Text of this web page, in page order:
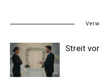
Streit